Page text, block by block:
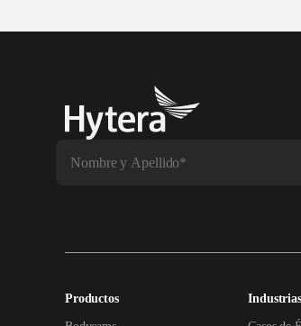
Productos Industrias